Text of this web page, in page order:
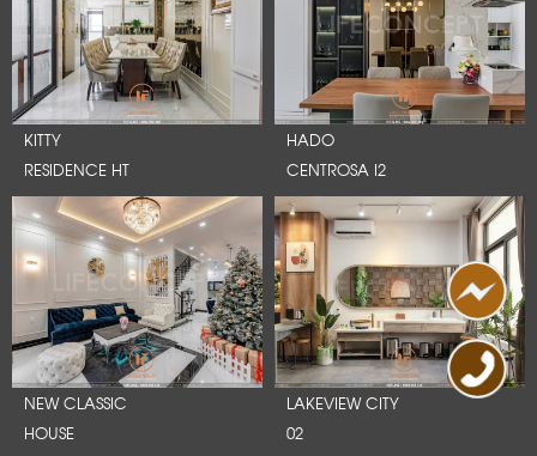
KITTY
RESIDENCE HT
HADO
CENTROSA I2
NEW CLASSIC
HOUSE
LAKEVIEW CITY
02